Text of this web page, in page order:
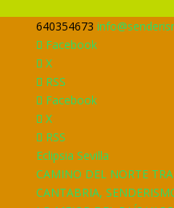
640354673
Facebook
X
RSS
Facebook
X
RSS
Eclipsia Sevilla
CAMINO DEL NORTE
CANTABRIA,